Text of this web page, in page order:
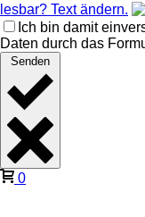
lesbar? Text ändern.
Ich bin damit
Daten durch das
Senden
0